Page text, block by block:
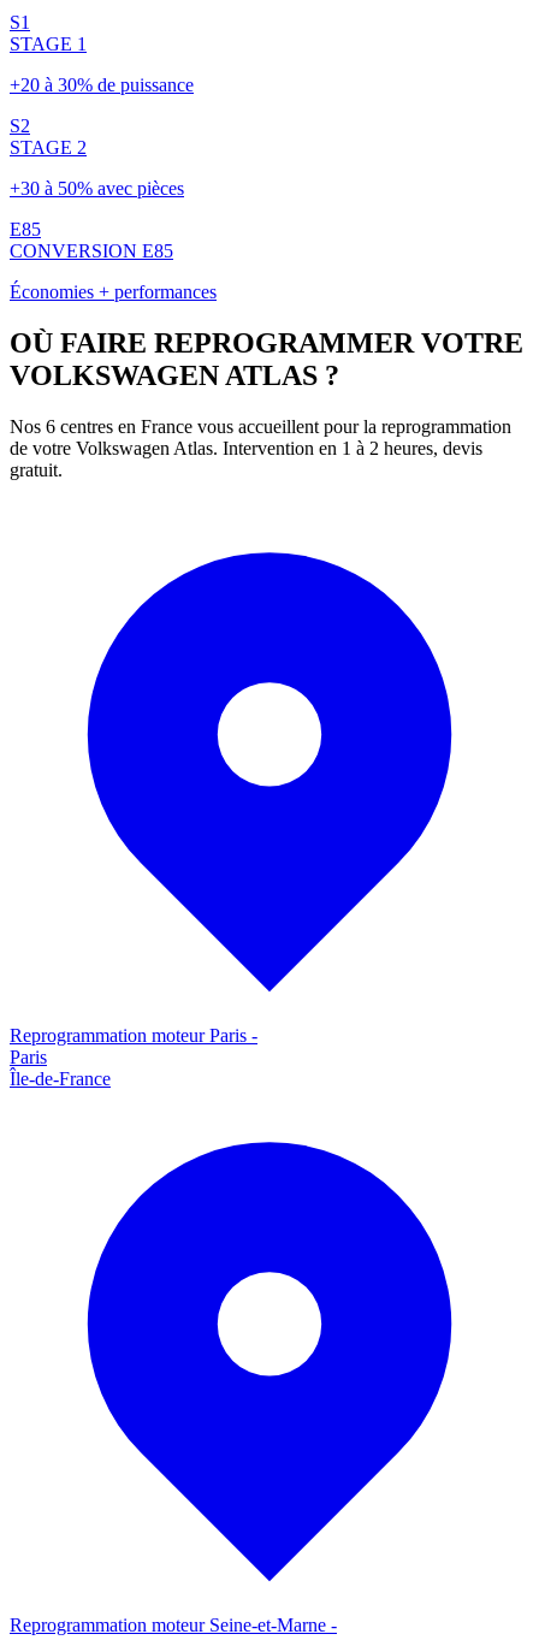
S1
STAGE 1
+20 à 30% de puissance
S2
STAGE 2
+30 à 50% avec pièces
E85
CONVERSION E85
Économies + performances
OÙ FAIRE REPROGRAMMER VOTRE
VOLKSWAGEN ATLAS ?
Nos 6 centres en France vous accueillent pour la reprogrammation
de votre Volkswagen Atlas. Intervention en 1 à 2 heures, devis
gratuit.
Reprogrammation moteurParis -
Paris
Île-de-France
Reprogrammation moteur Seine-et-Marne -